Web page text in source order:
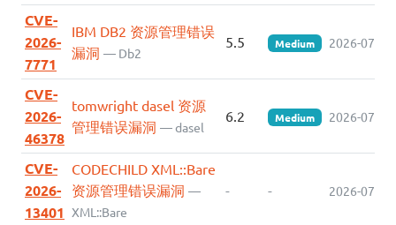
CVE-
2026-
7771
IBM DB2 资源管理错误
漏洞 — Db2
5.5 Medium 2026-07-17
CVE-
2026-
46378
tomwright dasel 资源
管理错误漏洞 — dasel
6.2 Medium 2026-07-16
CVE-
2026-
13401
CODECHILD XML::Bare
资源管理错误漏洞 —
XML::Bare
- - 2026-07-16